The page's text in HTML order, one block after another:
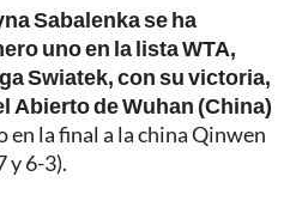
Sabalenka se ha
uno en la lista WTA,
Swiatek, con su victoria,
Abierto de Wuhan (China)
la final a la china Qinwen
y 6-3).